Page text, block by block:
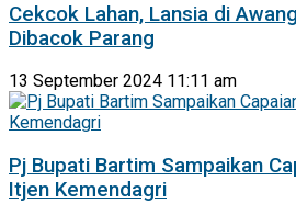
Cekcok Lahan, Lansia di
Dibacok Parang
13 September 2024 11:11 am
Pj Bupati Bartim Sampaikan
Itjen Kemendagri